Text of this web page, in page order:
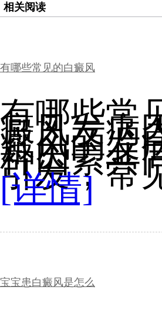
相关阅读
有哪些常见的白癜风
有哪些常
癜风发病
癜风的发
种因素共
引发，常
[详情]
宝宝患白癜风是怎么